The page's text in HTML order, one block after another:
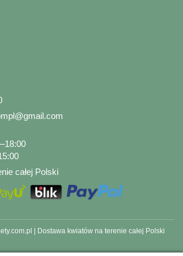
całej Polski
| Dostawa kwiatów na terenie całej Polski